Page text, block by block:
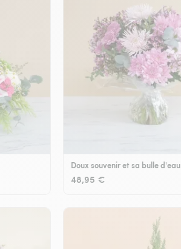
Doux souvenir et sa bulle d'eau
48,95 €